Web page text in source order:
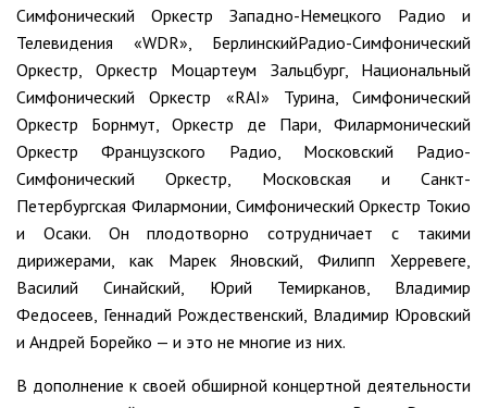
Симфонический Оркестр Западно-Немецкого Радио и
Телевидения «WDR», БерлинскийРадио-Симфонический
Оркестр, Оркестр Моцартеум Зальцбург, Национальный
Симфонический Оркестр «RAI» Турина, Симфонический
Оркестр Борнмут, Оркестр де Пари, Филармонический
Оркестр Французского Радио, Московский Радио-
Симфонический Оркестр, Московская и Санкт-
Петербургская Филармонии, Симфонический Оркестр Токио
и Осаки. Он плодотворно сотрудничает с такими
дирижерами, как Марек Яновский, Филипп Херревеге,
Василий Синайский, Юрий Темирканов, Владимир
Федосеев, Геннадий Рождественский, Владимир Юровский
и Андрей Борейко — и это не многие из них.
В дополнение к своей обширной концертной деятельности